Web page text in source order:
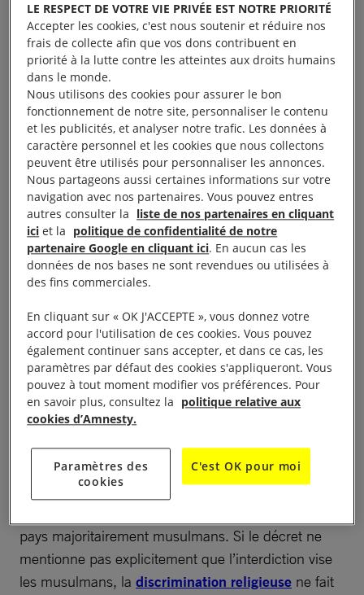
personnes pour la seule année 2017,
l’administration du président sortant Barack Obama
s’étant engagée à accueillir 110 000 réfugiés au
cours de l’année fiscale en cours.
Face à une urgence mondiale – 21 millions de
personnes ont été contraintes de fuir leur foyer en
raison de la guerre et des persécutions dans le
monde – l’initiative de l’une des nations les plus
riches et puissantes du globe de bloquer la
réinstallation est tout simplement consternante.
Donald Trump empêche des hommes, des femmes
et des enfants réfugiés de fuir ce même terrorisme
Discrimination religieuse
rapides pour interdire l’entrée sur le sol américain à
toute personne arrivant d’
Iran, d’Irak, deSyrie, de
pays majoritairement musulmans. Si le décret ne
mentionne pas explicitement que l’interdiction vise
les musulmans, la discrimination religieuse ne fait
LE RESPECT DE VOTRE VIE PRIVÉE EST NOTRE PRIORITÉ
Accepter les cookies, c'est nous soutenir et réduire nos
frais de collecte afin que vos dons contribuent en
priorité à la lutte contre les atteintes aux droits humains
dans le monde.
Nous utilisons des cookies pour assurer le bon
fonctionnement de notre site, personnaliser le contenu
et les publicités, et analyser notre trafic. Les données à
caractère personnel et les cookies que nous collectons
peuvent être utilisés pour personnaliser les annonces.
Nous partageons aussi certaines informations sur votre
navigation avec nos partenaires. Vous pouvez entres
autres consulter la liste de nos partenaires en cliquant
ici et la politique de confidentialité de notre
partenaire Google en cliquant ici. En aucun cas les
données de nos bases ne sont revendues ou utilisées à
des fins commerciales.
En cliquant sur « OK J'ACCEPTE », vous donnez votre
accord pour l'utilisation de ces cookies. Vous pouvez
également continuer sans accepter, et dans ce cas, les
paramètres par défaut des cookies s'appliqueront. Vous
pouvez à tout moment modifier vos préférences. Pour
en savoir plus, consultez la politique relative aux
cookies d’Amnesty.
Paramètres des
cookies
C'est OK pour moi